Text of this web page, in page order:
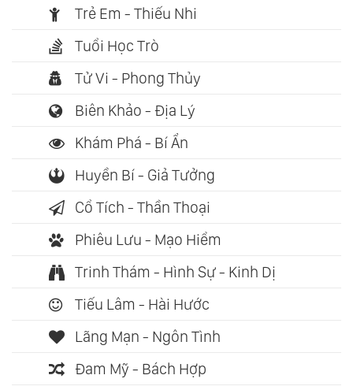
Trẻ Em - Thiếu Nhi
Tuổi Học Trò
Tử Vi - Phong Thủy
Biên Khảo - Địa Lý
Khám Phá - Bí Ẩn
Huyền Bí - Giả Tưởng
Cổ Tích - Thần Thoại
Phiêu Lưu - Mạo Hiểm
Trinh Thám - Hình Sự - Kinh Dị
Tiếu Lâm - Hài Hước
Lãng Mạn - Ngôn Tình
Đam Mỹ - Bách Hợp